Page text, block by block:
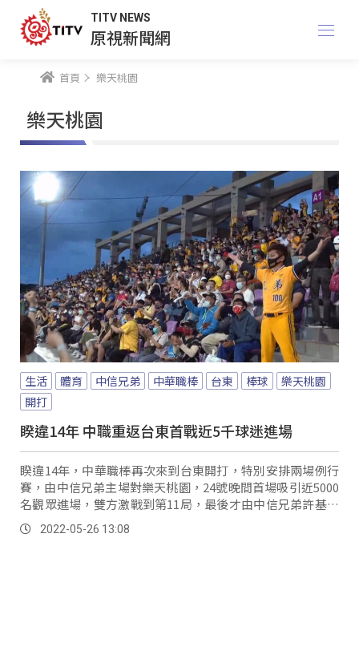
TITV NEWS
原視新聞網
首頁 樂天桃園
樂天桃園
生活 體育 中信兄弟 中華職棒 台東 棒球
樂天桃園
開打
睽違14年 中職重返台東首戰近5千球迷進場
睽違14年，中華職棒再次來到台東開打，特別安排兩場例行
賽，由中信兄弟主場對樂天桃園，24號晚間首場吸引近5000
名觀眾進場，雙方激戰到第11局，最後才由中信兄弟許基宏
擊出生涯首支再見全壘打，以4比3拿...。
2022-05-26 13:08